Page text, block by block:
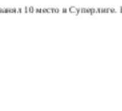
в Суперлиге.БК